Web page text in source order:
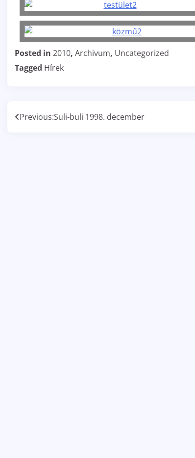
Posted in 2010, Archivum, Uncategorized
Tagged Hírek
Bejegyzés
Previous:Suli-buli 1998. december